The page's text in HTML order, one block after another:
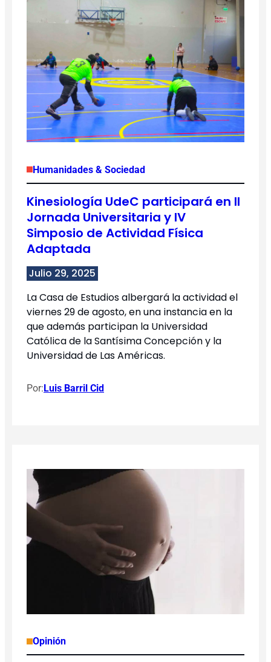
Humanidades & Sociedad
Kinesiología UdeC participará en II
Jornada Universitaria y IV
Simposio de Actividad Física
Adaptada
Julio 29, 2025
La Casa de Estudios albergará la actividad el
viernes 29 de agosto, en una instancia en la
que además participan la Universidad
Católica de la Santísima Concepción y la
Universidad de Las Américas.
Por:Luis Barril Cid
Opinión